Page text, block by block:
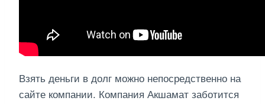
Взять деньги в долг можно непосредственно на
сайте компании. Компания Акшамат заботится